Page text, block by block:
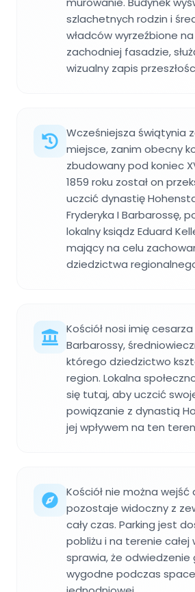
szlachetnych rodzin i
władców wyrzeźbione
zachodniej fasadzie,
wizualny zapis
Wcześniejsza świątynia
miejsce, zanim obecny
zbudowany pod koniec
1859 roku został on
uczcić dynastię
Fryderyka I Barbarossę,
lokalny ksiądz Eduard
mający na celu
dziedzictwa
Kościół nosi imię cesarza
Barbarossy,
którego dziedzictwo
region. Lokalna
się tutaj, aby uczcić
powiązanie z dynastią
jej wpływem na ten
Kościół nie można wejść
pozostaje widoczny z
cały czas. Parking jest
pobliżu i na terenie całej
sprawia, że odwiedzenie
wygodne podczas